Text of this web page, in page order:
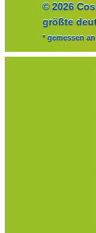
© 2026
größte
* gemessen